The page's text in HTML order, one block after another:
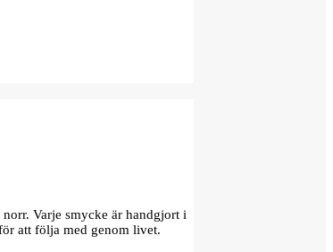
Varje smycke är handgjort i
att följa med genom livet.